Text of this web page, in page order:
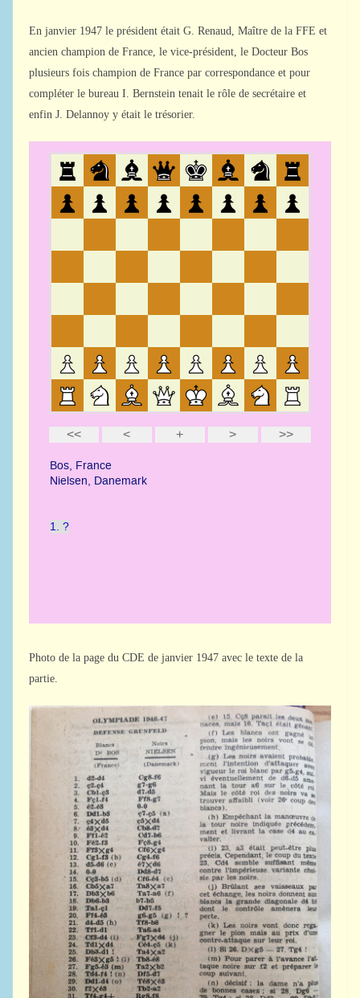
En janvier 1947 le président était G. Renaud, Maître de la FFE et
ancien champion de France, le vice-président, le Docteur Bos
plusieurs fois champion de France par correspondance et pour
compléter le bureau I. Bernstein tenait le rôle de secrétaire et
enfin J. Delannoy y était le trésorier.
Photo de la page du CDE de janvier 1947 avec le texte de la
partie.